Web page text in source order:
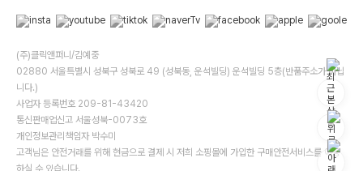
(주)클릭앤퍼니/김예중
02880 서울특별시 성북구 성북로 49 (성북동, 운석빌딩) 운석빌딩 5층(반품주소가 아닙
니다.)
사업자 등록번호 209-81-43420
통신판매업신고 서울성북-0073호
개인정보관리책임자 박수미
고객님은 안전거래를 위해 현금으로 결제 시 저희 소핑몰에 가입한 구매안전서비스를 이용
하실 수 있습니다.